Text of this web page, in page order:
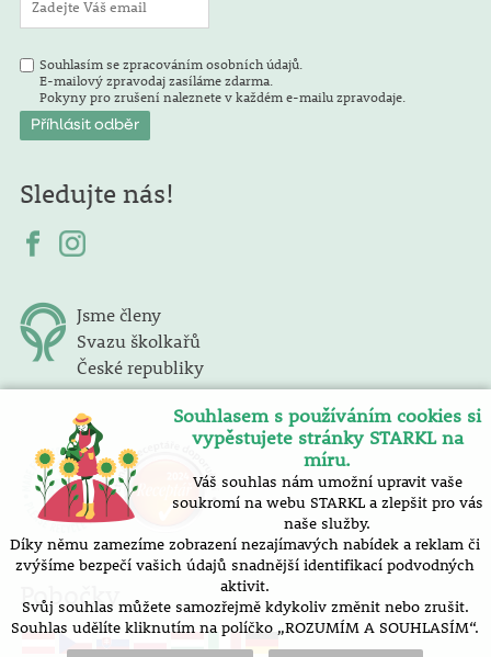
Souhlasím se zpracováním osobních údajů.
E-mailový zpravodaj zasíláme zdarma.
Pokyny pro zrušení naleznete v každém e-mailu zpravodaje.
Sledujte nás!
Jsme členy
Svazu školkařů
České republiky
Pobočky
Souhlasem s používáním cookies si
vypěstujete stránky STARKL na
míru.
Váš souhlas nám umožní upravit vaše
soukromí na webu STARKL a zlepšit pro vás
naše služby.
Díky němu zamezíme zobrazení nezajímavých nabídek a reklam či
zvýšíme bezpečí vašich údajů snadnější identifikací podvodných
aktivit.
Svůj souhlas můžete samozřejmě kdykoliv změnit nebo zrušit.
Souhlas udělíte kliknutím na políčko „ROZUMÍM A SOUHLASÍM“.